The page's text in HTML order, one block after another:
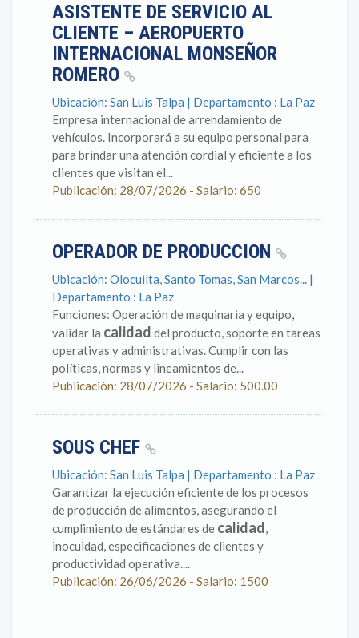
ASISTENTE DE SERVICIO AL
CLIENTE – AEROPUERTO
INTERNACIONAL MONSEÑOR
ROMERO
Ubicación: San Luis Talpa | Departamento : La Paz
Empresa internacional de arrendamiento de
vehículos. Incorporará a su equipo personal para
para brindar una atención cordial y eficiente a los
clientes que visitan el...
Publicación: 28/07/2026 - Salario: 650
OPERADOR DE PRODUCCION
Ubicación: Olocuilta, Santo Tomas, San Marcos... |
Departamento : La Paz
Funciones: Operación de maquinaria y equipo,
validar la calidad del producto, soporte en tareas
operativas y administrativas. Cumplir con las
políticas, normas y lineamientos de...
Publicación: 28/07/2026 - Salario: 500.00
SOUS CHEF
Ubicación: San Luis Talpa | Departamento : La Paz
Garantizar la ejecución eficiente de los procesos
de producción de alimentos, asegurando el
cumplimiento de estándares de calidad,
inocuidad, especificaciones de clientes y
productividad operativa....
Publicación: 26/06/2026 - Salario: 1500